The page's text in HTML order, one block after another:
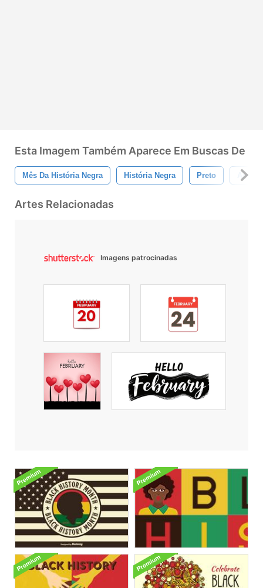
Esta Imagem Também Aparece Em Buscas De
Mês Da História Negra História Negra Preto
Artes Relacionadas
Imagens patrocinadas